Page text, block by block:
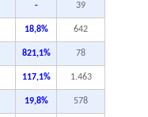
- 39
18,8% 642
821,1% 78
117,1% 1.463
19,8% 578